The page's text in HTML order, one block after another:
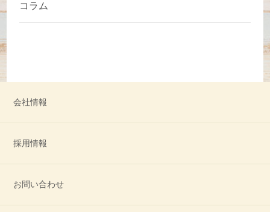
コラム
会社情報
採用情報
お問い合わせ